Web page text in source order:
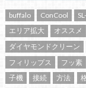
buffalo ConCool
エリア拡大
オススメ
ダイヤモンドクリーン
フィリップス
フッ素
子機
接続 方法